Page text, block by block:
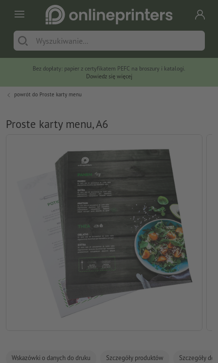
Bez dopłaty: papier z certyfikatem PEFC na broszury i katalogi.
Dowiedz się więcej
powrót do Proste karty menu
Proste karty menu, A6
Wskazówki o danych do druku Szczegóły produktów Szczegóły